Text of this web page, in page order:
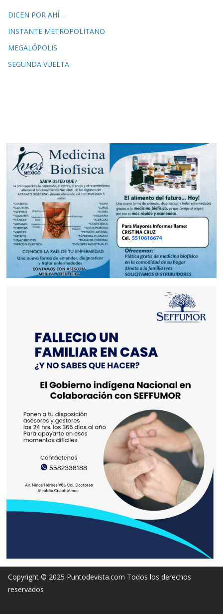
DICEN POR AHÍ…
INSTANTE METROPOLITANO
MEGALÓPOLIS
SEGUNDA VUELTA
Copyright © 2025 Puntodevista.com Todos los derechos
reservados